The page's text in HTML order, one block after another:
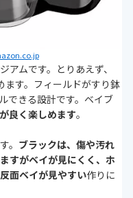
アムです。とりあえず、
ます。フィールドがすり鉢
きる設計です。 ベイブ
良く楽しめます。
。 ブラックは、傷や汚れ
すがベイが見にくく、ホ
面ベイが見やすい作りに